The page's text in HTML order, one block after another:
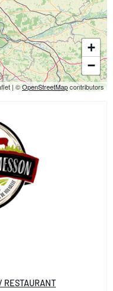
RESTAURANT
+
−
| ©OpenStreetMapcontributors